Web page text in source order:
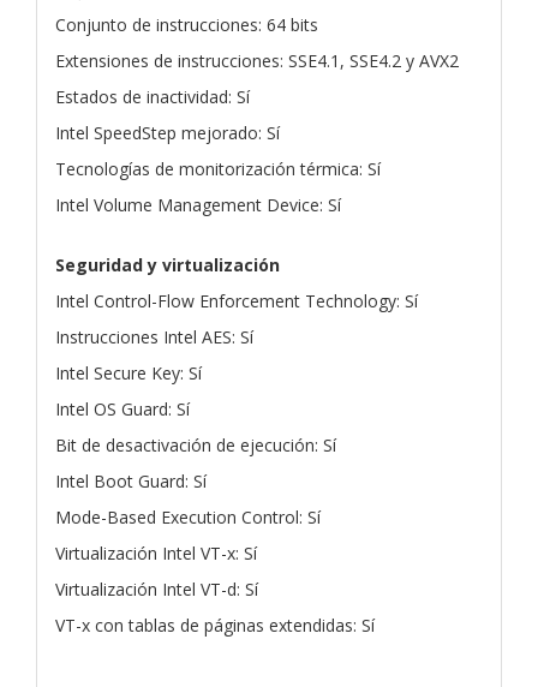
Conjunto de instrucciones: 64 bits
Extensiones de instrucciones: SSE4.1, SSE4.2 y AVX2
Estados de inactividad: Sí
Intel SpeedStep mejorado: Sí
Tecnologías de monitorización térmica: Sí
Intel Volume Management Device: Sí
Seguridad y virtualización
Intel Control-Flow Enforcement Technology: Sí
Instrucciones Intel AES: Sí
Intel Secure Key: Sí
Intel OS Guard: Sí
Bit de desactivación de ejecución: Sí
Intel Boot Guard: Sí
Mode-Based Execution Control: Sí
Virtualización Intel VT-x: Sí
Virtualización Intel VT-d: Sí
VT-x con tablas de páginas extendidas: Sí